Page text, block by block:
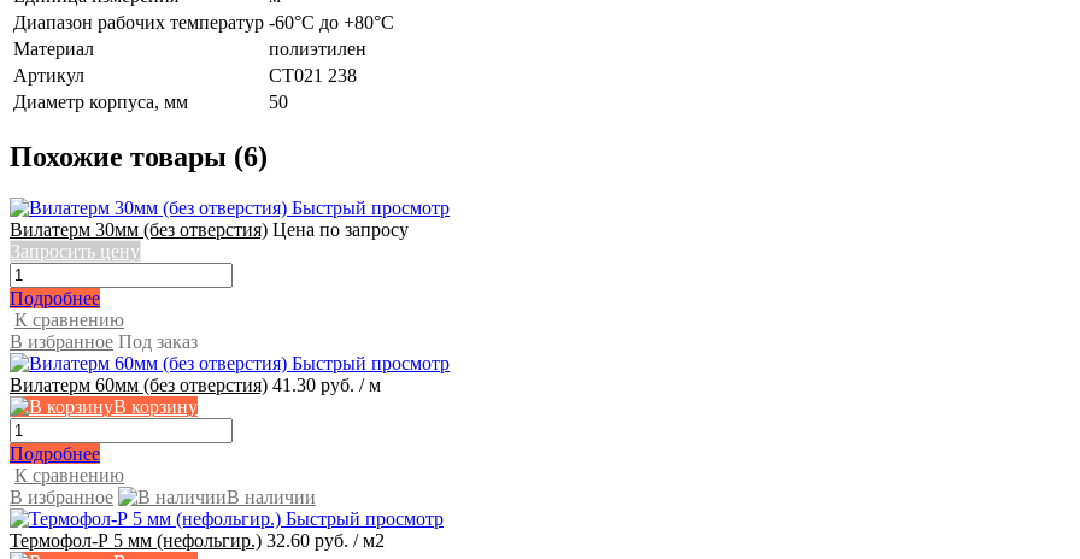
Диапазон рабочих температур -60°С до +80°С
Материал
полиэтилен
Артикул
СТ021 238
Диаметр корпуса, мм
50
Похожие товары (6)
Быстрый просмотр
Вилатерм 30мм (без отверстия) Цена по запросу
Запросить цену
Подробнее
К сравнению
В избранное Под заказ
Быстрый просмотр
Вилатерм 60мм (без отверстия) 41.30 руб. / м
В корзину
Подробнее
К сравнению
В избранное
В наличии
Быстрый просмотр
Термофол-Р 5 мм (нефольгир.) 32.60 руб. / м2